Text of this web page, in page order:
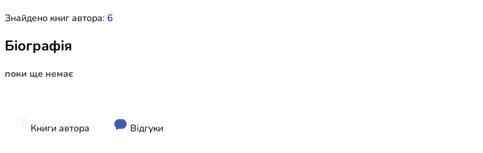
Знайдено книг автора: 6
Біографія
поки ще немає
Книги автора Відгуки